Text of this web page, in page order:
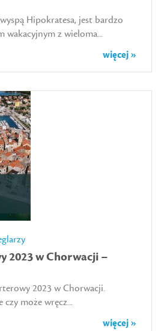
Hipokratesa, jest bardzo
wakacyjnym z wieloma...
więcej »
2023 w Chorwacji –
2023 w Chorwacji.
czy może wręcz...
więcej »